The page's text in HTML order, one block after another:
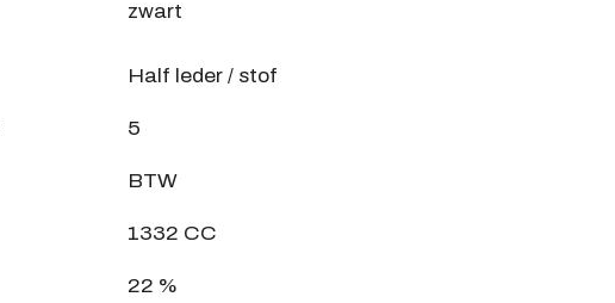
zwart
Half leder / stof
5
BTW
1332 CC
22 %